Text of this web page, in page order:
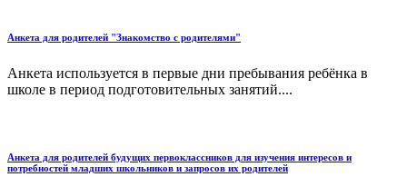
Анкета для родителей "Знакомство с родителями"
Анкета используется в первые дни пребывания ребёнка в
школе в период подготовительных занятий....
Анкета для родителей будущих первоклассников для изучения интересов и
потребностей младших школьников и запросов их родителей